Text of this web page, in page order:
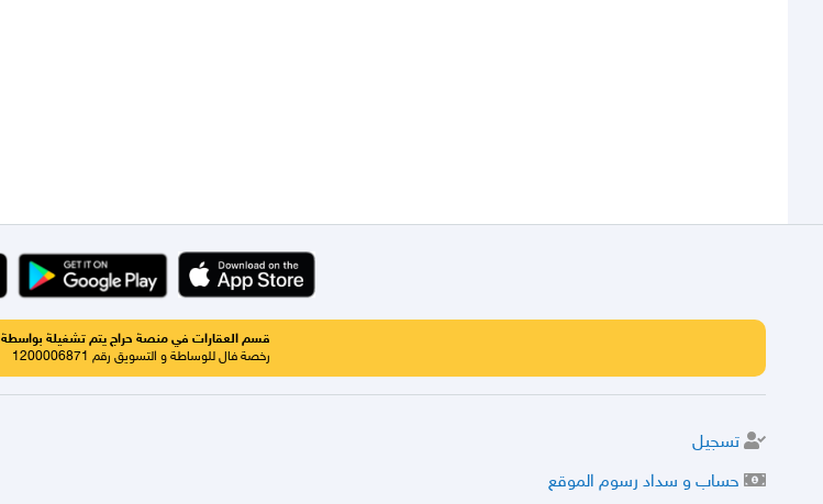
قسم العقارات في منصة حراج يتم تشغيلة بواسطة
رخصة فال للوساطة و التسويق رقم 1200006871
تسجيل
حساب و سداد رسوم الموقع